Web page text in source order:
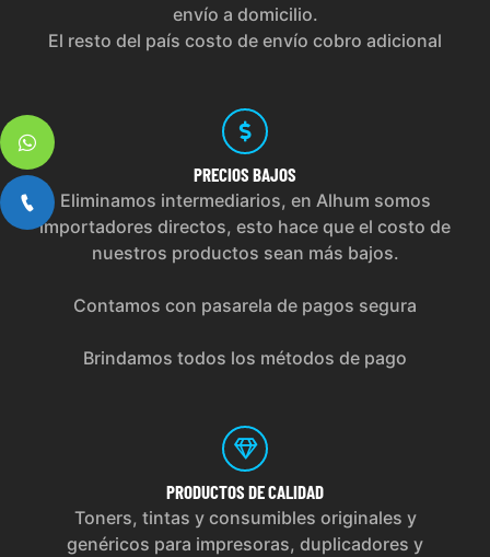
envío a domicilio.
El resto del país costo de envío cobro adicional
PRECIOS BAJOS
Eliminamos intermediarios, en Alhum somos
importadores directos, esto hace que el costo de
nuestros productos sean más bajos.
Contamos con pasarela de pagos segura
Brindamos todos los métodos de pago
PRODUCTOS DE CALIDAD
Toners, tintas y consumibles originales y
genéricos para impresoras, duplicadores y